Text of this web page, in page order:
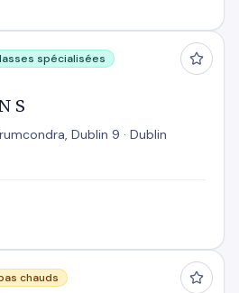
spécialisées
S
Dublin 9 · Dublin
chauds